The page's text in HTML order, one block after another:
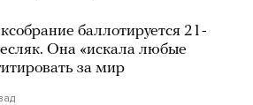
баллотируется 21-
Она «искала любые
за мир